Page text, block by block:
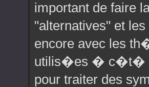
important de faire
"alternatives" et
encore avec les
utilis�es � c�t�
pour traiter des